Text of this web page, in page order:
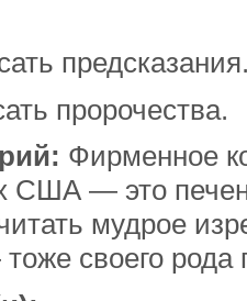
пророчества.
Фирменное
США — это
мудрое
своего рода